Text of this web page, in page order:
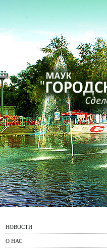
НОВОСТИ
О НАС